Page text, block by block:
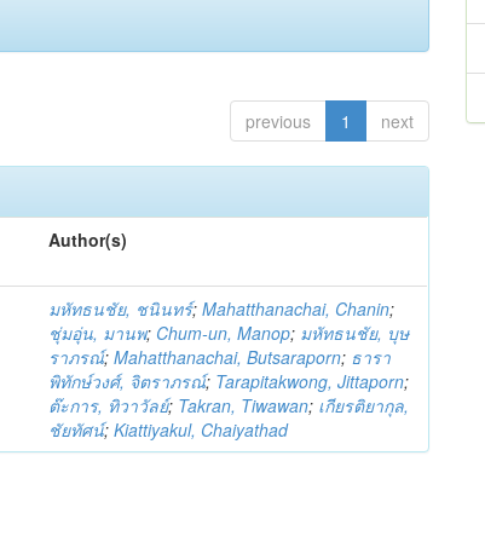
previous 1 next
Author(s)
มหัทธนชัย, ชนินทร์;Mahatthanachai, Chanin;
ชุ่มอุ่น, มานพ; Chum-un, Manop; มหัทธนชัย, บุษ
ราภรณ์;Mahatthanachai, Butsaraporn; ธารา
พิทักษ์วงศ์, จิตราภรณ์; Tarapitakwong, Jittaporn;
ต๊ะการ, ทิวาวัลย์; Takran, Tiwawan; เกียรติยากุล,
ชัยทัศน์;Kiattiyakul, Chaiyathad